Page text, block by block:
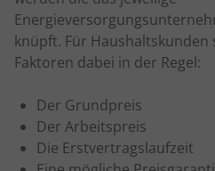
knüpft. Für Haushaltskunden
Faktoren dabei in der Regel:
Der Grundpreis
Der Arbeitspreis
Die Erstvertragslaufzeit